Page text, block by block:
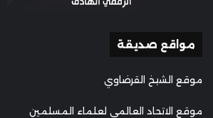
مواقع صديقة
موقع الشيخ القرضاوي
موقع الاتحاد العالمي لعلماء المسلمين